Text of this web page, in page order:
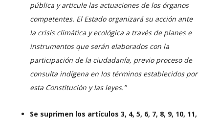
pública y articule las actuaciones de los órganos
competentes. El Estado organizará su acción ante
la crisis climática y ecológica a través de planes e
instrumentos que serán elaborados con la
participación de la ciudadanía, previo proceso de
consulta indígena en los términos establecidos por
esta Constitución y las leyes.”
Se suprimen los artículos 3, 4, 5, 6, 7, 8, 9, 10, 11,